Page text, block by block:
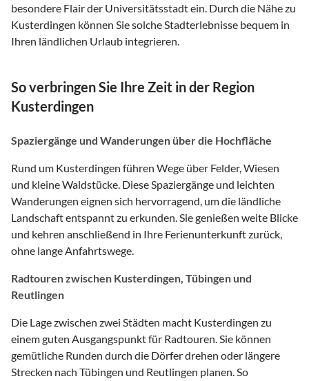
besondere Flair der Universitätsstadt ein. Durch die Nähe zu
Kusterdingen können Sie solche Stadterlebnisse bequem in
Ihren ländlichen Urlaub integrieren.
So verbringen Sie Ihre Zeit in der Region
Kusterdingen
Spaziergänge und Wanderungen über die Hochfläche
Rund um Kusterdingen führen Wege über Felder, Wiesen
und kleine Waldstücke. Diese Spaziergänge und leichten
Wanderungen eignen sich hervorragend, um die ländliche
Landschaft entspannt zu erkunden. Sie genießen weite Blicke
und kehren anschließend in Ihre Ferienunterkunft zurück,
ohne lange Anfahrtswege.
Radtouren zwischen Kusterdingen, Tübingen und
Reutlingen
Die Lage zwischen zwei Städten macht Kusterdingen zu
einem guten Ausgangspunkt für Radtouren. Sie können
gemütliche Runden durch die Dörfer drehen oder längere
Strecken nach Tübingen und Reutlingen planen. So